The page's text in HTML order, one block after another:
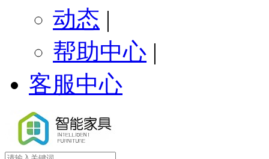
动态 |
帮助中心 |
客服中心